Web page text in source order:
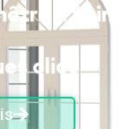
à Saint-
clics